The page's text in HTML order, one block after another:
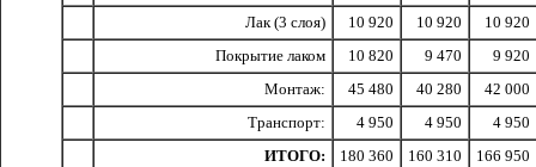
Лак (3 слоя)
10 920 10 920
10 920
Покрытие лаком
10 820 9 470
9 920
Монтаж:
45 480 40 280
42 000
Транспорт:
4 950 4 950
4 950
ИТОГО:
180 360 160 310 166 950